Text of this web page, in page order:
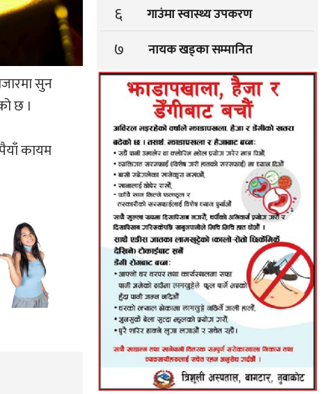
सुन
छ ।
कायम
६ गाउंमा स्वास्थ्य उपकरण
७ नायक खड्का सम्मानित